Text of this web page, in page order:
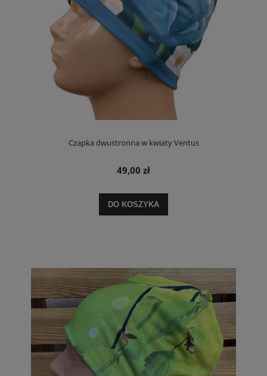
Czapka dwustronna w kwiaty Ventus
49,00 zł
DO KOSZYKA